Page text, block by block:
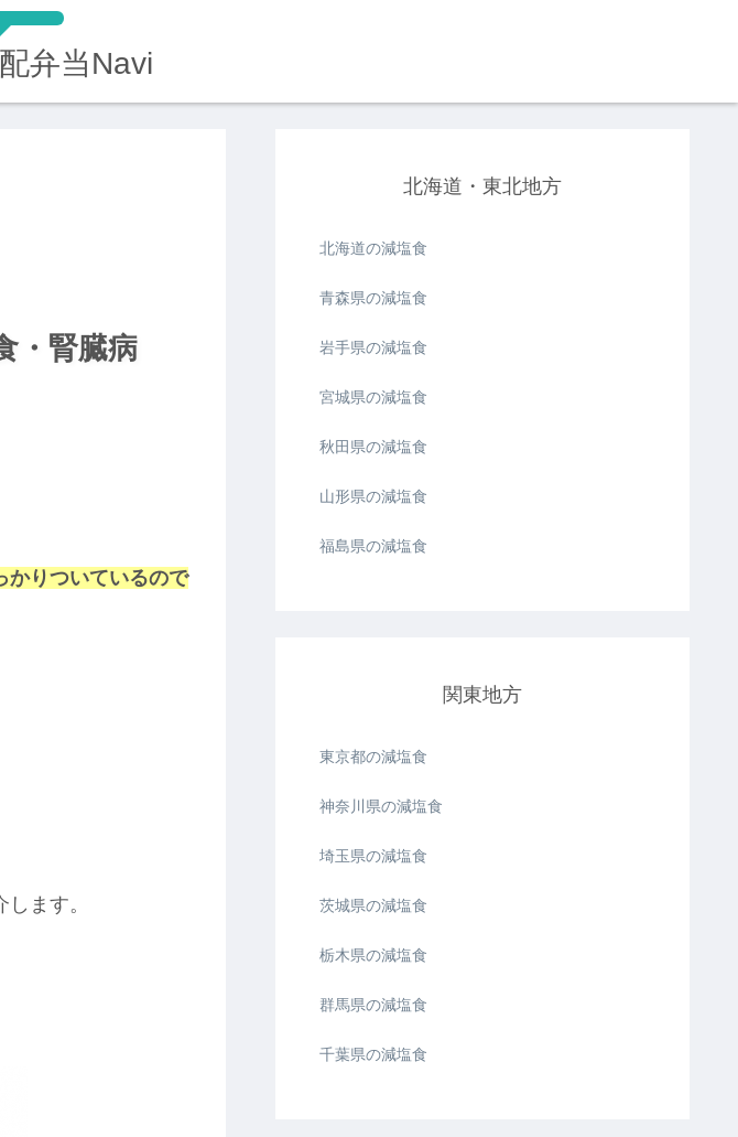
弁当Navi
・腎臓病
かりついているので
ます。
北海道・東北地方
北海道の減塩食
青森県の減塩食
岩手県の減塩食
宮城県の減塩食
秋田県の減塩食
山形県の減塩食
福島県の減塩食
関東地方
東京都の減塩食
神奈川県の減塩食
埼玉県の減塩食
茨城県の減塩食
栃木県の減塩食
群馬県の減塩食
千葉県の減塩食